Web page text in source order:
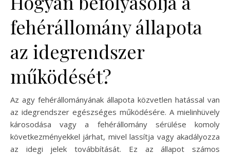
fehérállomány állapota
az idegrendszer
működését?
Az agy fehérállományának állapota közvetlen hatással van
az idegrendszer egészséges működésére. A mielinhüvely
károsodása vagy a fehérállomány sérülése komoly
következményekkel járhat, mivel lassítja vagy akadályozza
az idegi jelek továbbítását. Ez az állapot számos